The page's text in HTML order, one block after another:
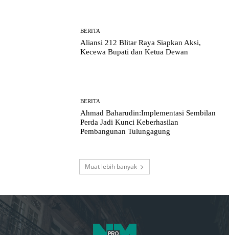
BERITA
Aliansi 212 Blitar Raya Siapkan Aksi,
Kecewa Bupati dan Ketua Dewan
BERITA
Ahmad Baharudin:Implementasi Sembilan
Perda Jadi Kunci Keberhasilan
Pembangunan Tulungagung
Muat lebih banyak